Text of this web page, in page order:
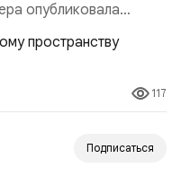
опубликовала
проведение Токио
крылатых ракет
видимость
страны“ и выносит
вооружении на
117
Подписаться